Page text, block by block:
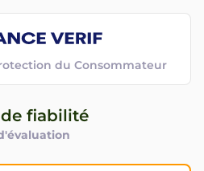
fiabilité
du Consommateur